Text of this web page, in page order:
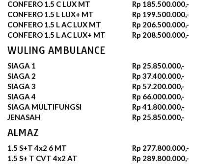
CONFERO 1.5 C LUX MT
Rp 185.500.000,-
CONFERO 1.5 L LUX+ MT
Rp 199.500.000,-
CONFERO 1.5 L AC LUX MT
Rp 206.500.000,-
CONFERO 1.5 L AC LUX+ MT
Rp 208.500.000,-
WULING AMBULANCE
SIAGA 1
Rp 25.850.000,-
SIAGA 2
Rp 37.400.000,-
SIAGA 3
Rp 57.200.000,-
SIAGA 4
Rp 66.000.000,-
SIAGA MULTIFUNGSI
Rp 41.800.000,-
JENASAH
Rp 25.850.000,-
ALMAZ
1.5 S+T 4x2 6 MT
Rp 277.800.000,-
1.5 S+ T CVT 4x2 AT
Rp 289.800.000,-